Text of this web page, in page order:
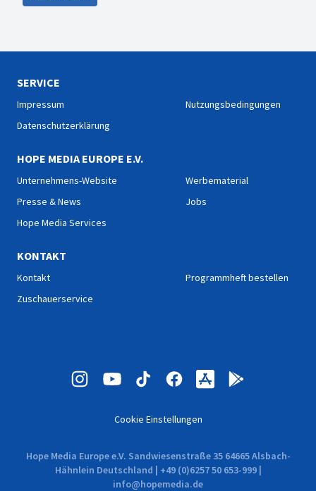
SERVICE
Impressum
Datenschutzerklärung
Nutzungsbedingungen
HOPE MEDIA EUROPE E.V.
Unternehmens-Website
Presse & News
Hope Media Services
Werbematerial
Jobs
KONTAKT
Kontakt
Zuschauerservice
Programmheft bestellen
Cookie Einstellungen
Hope Media Europe e.V. Sandwiesenstraße 35 64665 Alsbach-
Hähnlein Deutschland | +49 (0)6257 50 653-999 |
info@hopemedia.de